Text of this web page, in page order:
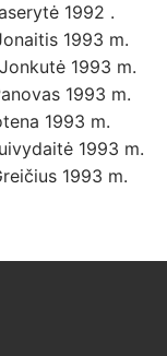
1992 .
1993 m.
1993 m.
1993 m.
1993 m.
1993 m.
1993 m.